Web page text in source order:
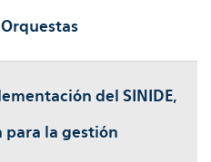
del SINIDE,
la gestión